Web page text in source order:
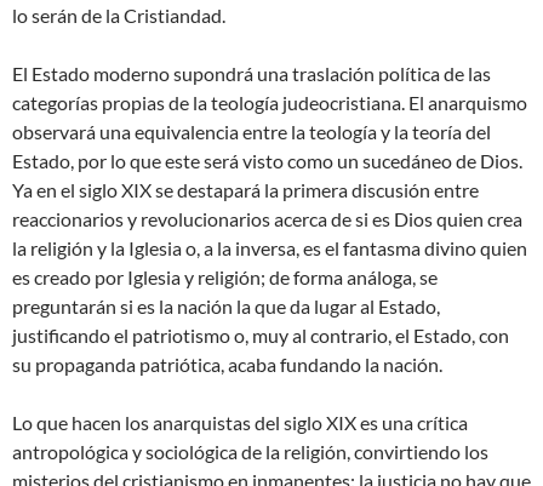
lo serán de la Cristiandad.
El Estado moderno supondrá una traslación política de las
categorías propias de la teología judeocristiana. El anarquismo
observará una equivalencia entre la teología y la teoría del
Estado, por lo que este será visto como un sucedáneo de Dios.
Ya en el siglo XIX se destapará la primera discusión entre
reaccionarios y revolucionarios acerca de si es Dios quien crea
la religión y la Iglesia o, a la inversa, es el fantasma divino quien
es creado por Iglesia y religión; de forma análoga, se
preguntarán si es la nación la que da lugar al Estado,
justificando el patriotismo o, muy al contrario, el Estado, con
su propaganda patriótica, acaba fundando la nación.
Lo que hacen los anarquistas del siglo XIX es una crítica
antropológica y sociológica de la religión, convirtiendo los
misterios del cristianismo en inmanentes; la justicia no hay que